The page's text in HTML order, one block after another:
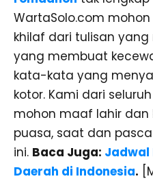
WartaSolo.com
khilaf dari tulisan
yang membuat
kata-kata yang
kotor. Kami dari
mohon maaf lahir
puasa, saat dan
ini. Baca Juga: Jadwal
Daerah di Indonesia.